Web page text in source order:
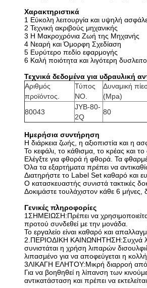
Χαρακτηριστικά
1 Εύκολη λειτουργία και υψηλή
2 Τεχνική ακριβούς μηχανικής
3 Η Μακροχρόνια Ζωή της Μηχανής
4 Νεαρή και Όμορφη Σχεδίαση
5 Ευρύτερο πεδίο εφαρμογής
6 Καλή ποιότητα και λιγότερη
Τεχνικά δεδομένα για υδραυλική
Αριθμός
προϊόντος.
Τύπος
NO.
Δυναμική
(Mpa)
80043
JYB-80-
2Q
80
Ημερήσια συντήρηση
Η διάρκεια ζωής, η αξιοπιστία και η
Το κεφάλι, το κάθισμα, το κρέας και
Ελέγξτε για φθορά ή φθορά. Τα
Όλα τα εξαρτήματα πρέπει να
Διατηρήστε το Label Set καθαρό και
Ο κατασκευαστής συνιστά τακτικές
Δοκιμάστε τουλάχιστον κάθε 6 μήνες,
Γενικές πληροφορίες
1ΣΗΜΕΙΩΣΗ:Πρέπει να
προτού συνδεθεί με την μονάδα.
Το εργαλείο είναι καθαρό και
2.ΠΕΡΙΟΔΙΚΗ ΚΑΙΝΩΝΗΤΗΣΗ:Συχνά
συνιστάται η χρήση λιπαρών
λιπασμένο για να αποφεύγεται η κολλή.
3ΛΙΚΑΓΗ ΕΛΗΤΟΥ:Μικρή διαρροή από
Για να βοηθηθεί η λίπανση των
αντικατάσταση και πρέπει να